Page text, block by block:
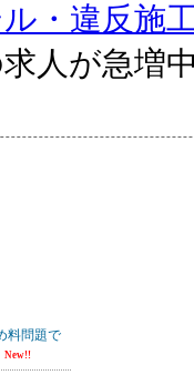
ル・違反施
人が急増